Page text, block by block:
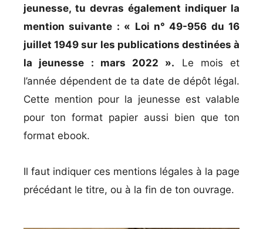
jeunesse, tu devras également indiquer la
mention suivante : « Loi n° 49-956 du 16
juillet 1949 sur les publications destinées à
la jeunesse : mars 2022 ». Le mois et
l’année dépendent de ta date de dépôt légal.
Cette mention pour la jeunesse est valable
pour ton format papier aussi bien que ton
format ebook.
Il faut indiquer ces mentions légales à la page
précédant le titre, ou à la fin de ton ouvrage.